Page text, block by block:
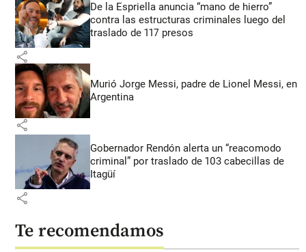
De la Espriella anuncia “mano de hierro”
contra las estructuras criminales luego del
traslado de 117 presos
share
Murió Jorge Messi, padre de Lionel Messi, en
Argentina
share
Gobernador Rendón alerta un “reacomodo
criminal” por traslado de 103 cabecillas de
Itagüí
share
Te recomendamos